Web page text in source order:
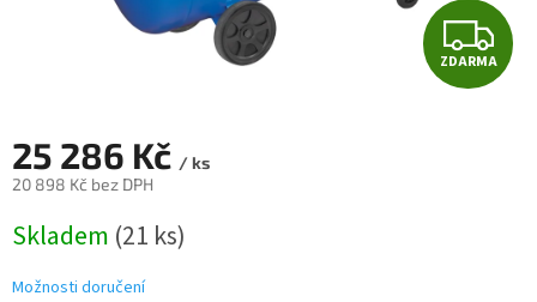
Z
D
ZDARMA
25 286 Kč / ks
20 898 Kč bez DPH
cena:
Skladem (21 ks)
Možnosti doručení